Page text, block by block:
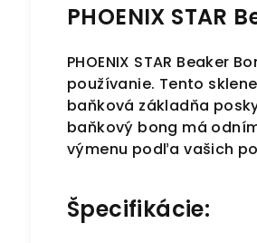
PHOENIX STAR
PHOENIX STAR
používanie. Tento
baňková základňa
baňkový bong má
výmenu podľa vašich
Špecifikácie: